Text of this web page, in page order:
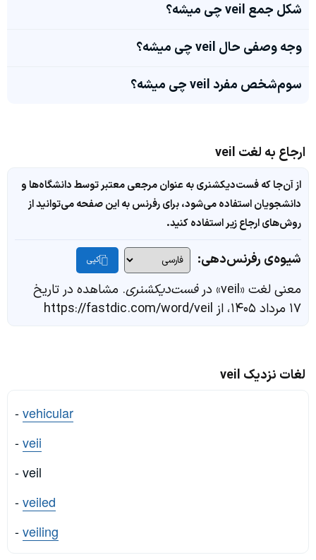
شکل جمع veil چی میشه؟
وجه وصفی حال veil چی میشه؟
سوم‌شخص مفرد veil چی میشه؟
ارجاع به لغت veil
از آن‌جا که فست‌دیکشنری به عنوان مرجعی معتبر توسط دانشگاه‌ها و
دانشجویان استفاده می‌شود، برای رفرنس به این صفحه می‌توانید از
روش‌های ارجاع زیر استفاده کنید.
شیوه‌ی رفرنس‌دهی: کپی
معنی لغت «veil» در فست‌دیکشنری. مشاهده در تاریخ
۱۷ مرداد ۱۴۰۵، از https://fastdic.com/word/veil
لغات نزدیک veil
-vehicular
-veii
- veil
-veiled
-veiling